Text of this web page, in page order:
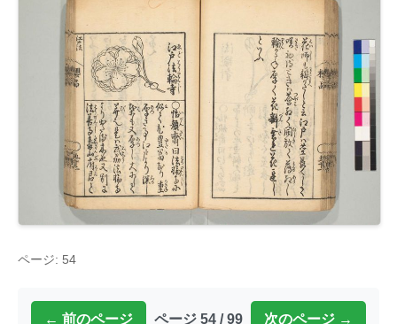
ページ: 54
← 前のページ ページ 54 / 99 次のページ →